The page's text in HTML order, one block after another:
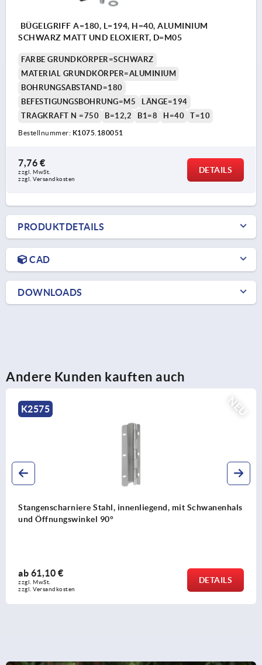
BÜGELGRIFF A=180, L=194, H=40, ALUMINIUM
SCHWARZ MATT UND ELOXIERT, D=M05
FARBE GRUNDKÖRPER=SCHWARZ
MATERIAL GRUNDKÖRPER=ALUMINIUM
BOHRUNGSABSTAND=180
BEFESTIGUNGSBOHRUNG=M5
LÄNGE=194
TRAGKRAFT N =750
B=12,2 B1=8 H=40 T=10
Bestellnummer: K1075.180051
7,76 €
zzgl. MwSt.
zzgl. Versandkosten
DETAILS
PRODUKTDETAILS
CAD
DOWNLOADS
Andere Kunden kauften auch
NEU
K2575
Stangenscharniere Stahl, innenliegend, mit Schwanenhals
und Öffnungswinkel 90°
ab 61,10 €
zzgl. MwSt.
zzgl. Versandkosten
DETAILS